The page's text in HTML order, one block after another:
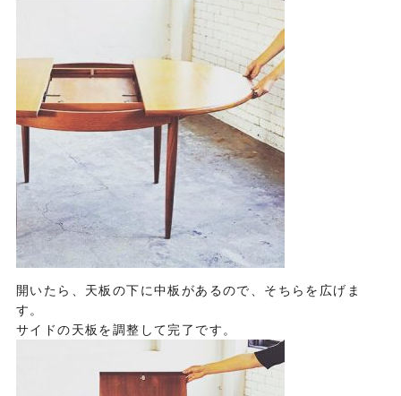
開いたら、天板の下に中板があるので、そちらを広げま
す。
サイドの天板を調整して完了です。